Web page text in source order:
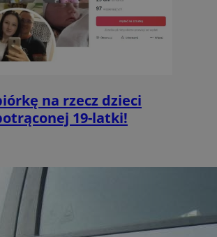
na rzecz dzieci
19-latki!